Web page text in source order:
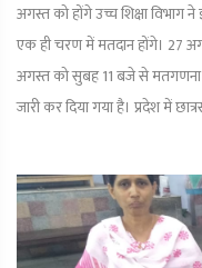
अगस्त को होंगे उच्च शिक्षा
एक ही चरण में मतदान होंगे। 27
अगस्त को सुबह 11 बजे से मतगणना
जारी कर दिया गया है। प्रदेश में